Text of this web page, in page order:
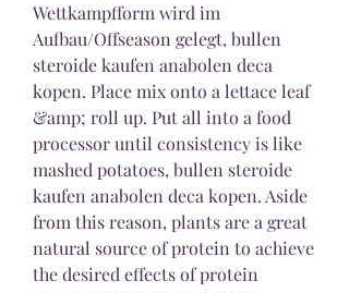
Wettkampfform wird im
Aufbau/Offseason gelegt, bullen
steroide kaufen anabolen deca
kopen. Place mix onto a lettace leaf
&amp; roll up. Put all into a food
processor until consistency is like
mashed potatoes, bullen steroide
kaufen anabolen deca kopen. Aside
from this reason, plants are a great
natural source of protein to achieve
the desired effects of protein